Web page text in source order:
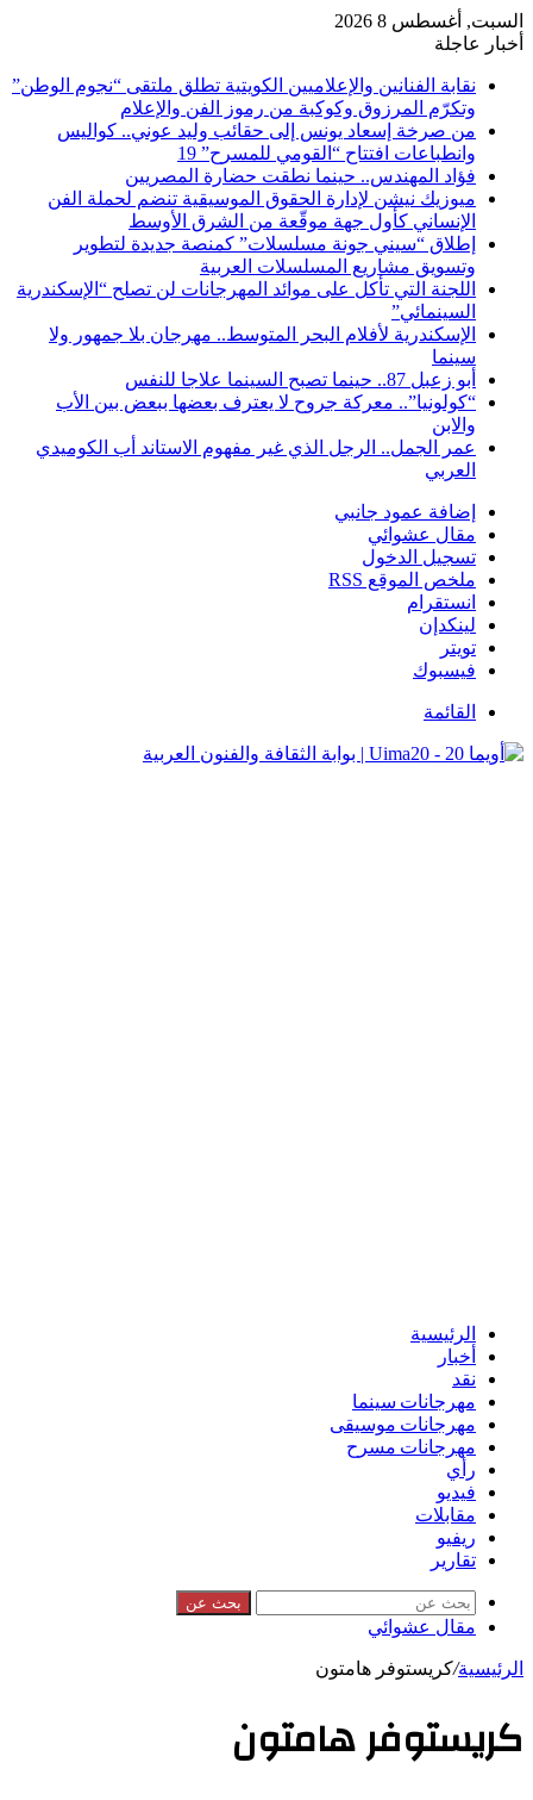
السبت, أغسطس 8 2026
أخبار عاجلة
نقابة الفنانين والإعلاميين الكويتية تطلق ملتقى “نجوم الوطن”
وتكرّم المرزوق وكوكبة من رموز الفن والإعلام
من صرخة إسعاد يونس إلى حقائب وليد عوني.. كواليس
وانطباعات افتتاح “القومي للمسرح” 19
فؤاد المهندس.. حينما نطقت حضارة المصريين
ميوزيك نيشن لإدارة الحقوق الموسيقية تنضم لحملة الفن
الإنساني كأول جهة موقّعة من الشرق الأوسط
إطلاق “سيني جونة مسلسلات” كمنصة جديدة لتطوير
وتسويق مشاريع المسلسلات العربية
اللجنة التي تأكل على موائد المهرجانات لن تصلح “الإسكندرية
السينمائي”
الإسكندرية لأفلام البحر المتوسط.. مهرجان بلا جمهور ولا
سينما
أبو زعبل 87.. حينما تصبح السينما علاجا للنفس
“كولونيا”.. معركة جروح لا يعترف بعضها ببعض بين الأب
والابن
عمر الجمل.. الرجل الذي غير مفهوم الاستاند أب الكوميدي
العربي
إضافة عمود جانبي
مقال عشوائي
تسجيل الدخول
ملخص الموقع RSS
انستقرام
لينكدإن
تويتر
فيسبوك
القائمة
الرئيسية
أخبار
نقد
مهرجانات سينما
مهرجانات موسيقى
مهرجانات مسرح
رأي
فيديو
مقابلات
ريفيو
تقارير
بحث عن
مقال عشوائي
الرئيسية/كريستوفر هامتون
كريستوفر هامتون